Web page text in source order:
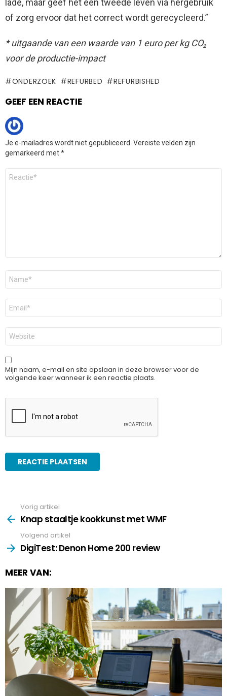
of zorg ervoor dat het correct wordt gerecycleerd.”
* uitgaande van een waarde van 1 euro per kg CO₂
voor de productie-impact
ONDERZOEK REFURBED REFURBISHED
GEEF EEN REACTIE
Je e-mailadres wordt niet gepubliceerd. Vereiste velden zijn
gemarkeerd met*
Reactie
Naam
E-
mail
*
Site
Mijn naam, e-mail en site opslaan in deze browser voor de
volgende keer wanneer ik een reactie plaats.
more
Vorig artikel
Knap staaltje kookkunst met WMF
Volgend artikel
DigiTest: Denon Home 200 review
MEER VAN: